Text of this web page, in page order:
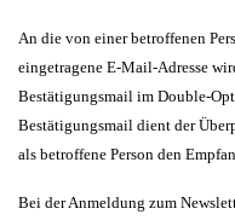
An die von einer betroffenen
eingetragene E-Mail-Adresse
Bestätigungsmail im Double-
Bestätigungsmail dient der
als betroffene Person den
Bei der Anmeldung zum